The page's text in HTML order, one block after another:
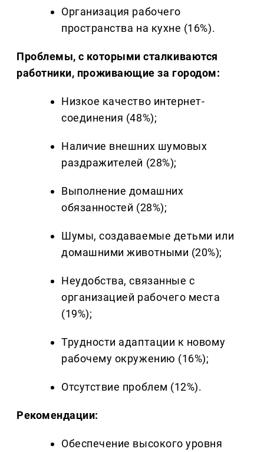
Организация рабочего
пространства на кухне (16%).
Проблемы, с которыми сталкиваются
работники, проживающие за городом:
Низкое качество интернет-
соединения (48%);
Наличие внешних шумовых
раздражителей (28%);
Выполнение домашних
обязанностей (28%);
Шумы, создаваемые детьми или
домашними животными (20%);
Неудобства, связанные с
организацией рабочего места
(19%);
Трудности адаптации к новому
рабочему окружению (16%);
Отсутствие проблем (12%).
Рекомендации:
Обеспечение высокого уровня